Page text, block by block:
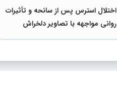
اختلال استرس پس از سانحه و تأثیرات
روانی مواجهه با تصاویر دلخراش